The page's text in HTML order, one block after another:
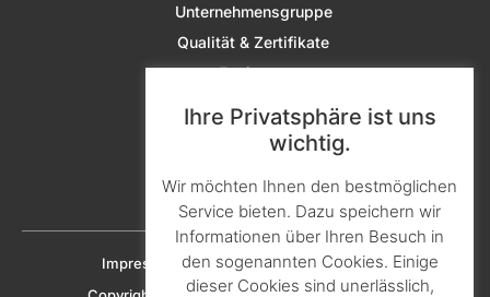
Unternehmensgruppe
Qualität & Zertifikate
Fertigung
Aktuelles & Presse
Downloads
Impressum DatenschutzCookie-Richtlinien
Ihre Privatsphäre ist uns
wichtig.
Wir möchten Ihnen den bestmöglichen
Service bieten. Dazu speichern wir
Informationen über Ihren Besuch in
den sogenannten Cookies. Einige
dieser Cookies sind unerlässlich,